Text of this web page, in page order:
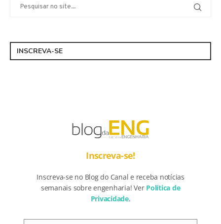
INSCREVA-SE
Inscreva-se!
Inscreva-se no Blog do Canal e receba notícias
semanais sobre engenharia! Ver Política de
Privacidade.